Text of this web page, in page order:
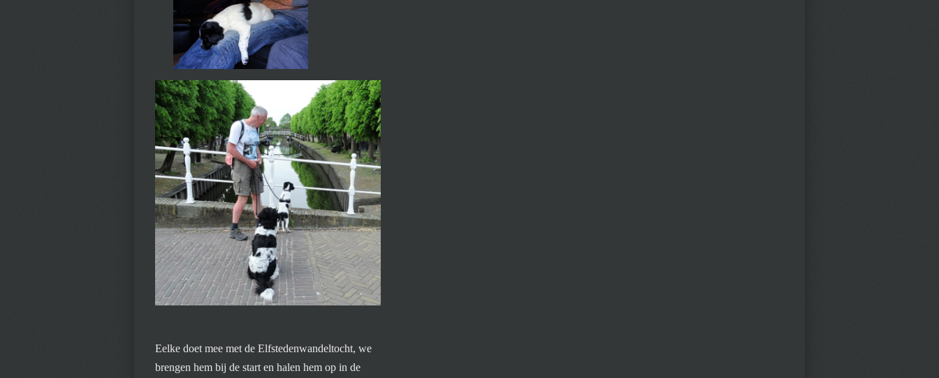
Eelke doet mee met de Elfstedenwandeltocht, we
brengen hem bij de start en halen hem op in de